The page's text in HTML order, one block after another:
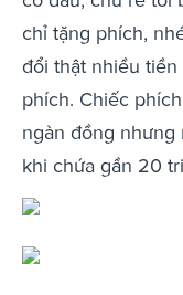
chỉ tặng phích,
đổi thật nhiều
phích. Chiếc
ngàn đồng nhưng
khi chứa gần 20